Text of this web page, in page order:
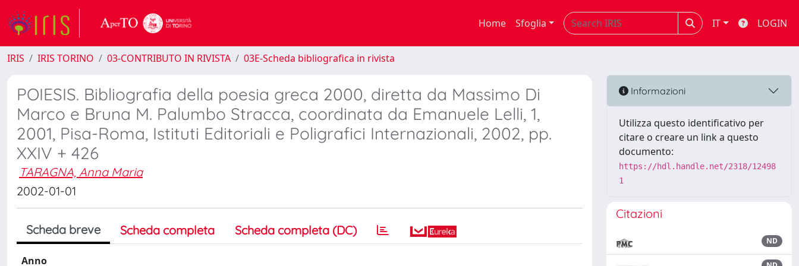
Home Sfoglia IT LOGIN
IRIS IRIS TORINO 03-CONTRIBUTO IN RIVISTA 03E-Scheda bibliografica in rivista
POIESIS. Bibliografia della poesia greca 2000, diretta da Massimo Di
Marco e Bruna M. Palumbo Stracca, coordinata da Emanuele Lelli, 1,
2001, Pisa-Roma, Istituti Editoriali e Poligrafici Internazionali, 2002, pp.
XXIV + 426
TARAGNA, Anna Maria
2002-01-01
Scheda breve Scheda completa Scheda completa (DC)
Anno
Informazioni
Utilizza questo identificativo per
citare o creare un link a questo
documento:
https://hdl.handle.net/2318/12498
1
Citazioni
ND